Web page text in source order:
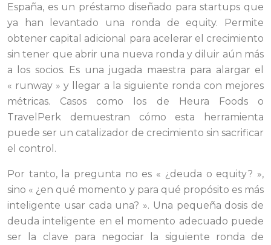
España, es un préstamo diseñado para startups que
ya han levantado una ronda de equity. Permite
obtener capital adicional para acelerar el crecimiento
sin tener que abrir una nueva ronda y diluir aún más
a los socios. Es una jugada maestra para alargar el
« runway » y llegar a la siguiente ronda con mejores
métricas. Casos como los de Heura Foods o
TravelPerk demuestran cómo esta herramienta
puede ser un catalizador de crecimiento sin sacrificar
el control.
Por tanto, la pregunta no es « ¿deuda o equity? »,
sino « ¿en qué momento y para qué propósito es más
inteligente usar cada una? ». Una pequeña dosis de
deuda inteligente en el momento adecuado puede
ser la clave para negociar la siguiente ronda de